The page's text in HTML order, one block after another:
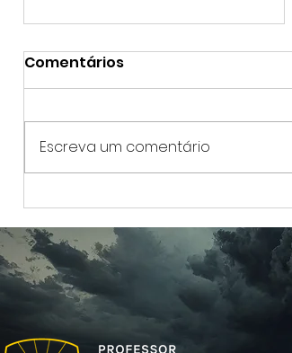
Cinco Remédios de São
Vicente Ferrer contra as
Tentações Espirituais
Comentários
Escreva um comentário